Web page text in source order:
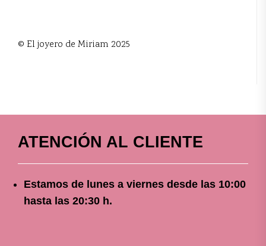
© El joyero de Miriam 2025
ATENCIÓN AL CLIENTE
Estamos de lunes a viernes desde las 10:00
hasta las 20:30 h.